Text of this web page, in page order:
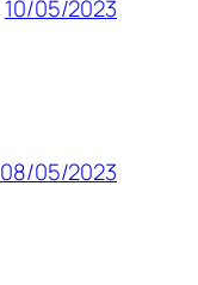
10/05/2023
08/05/2023